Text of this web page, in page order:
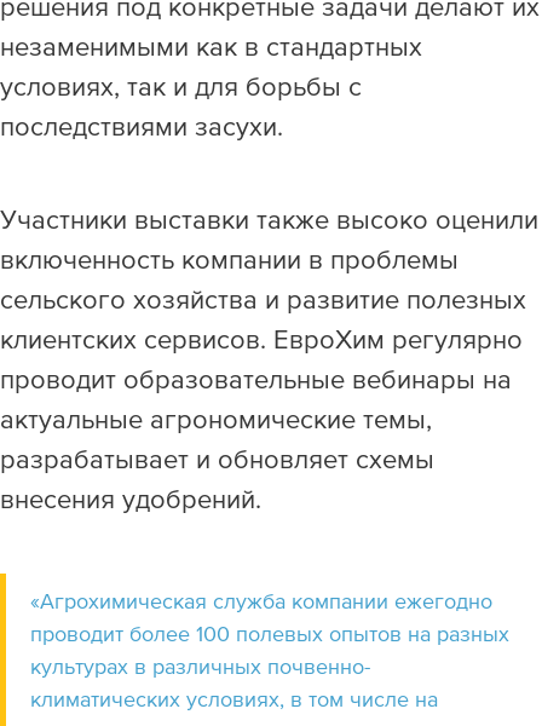
решения под конкретные задачи делают их
незаменимыми как в стандартных
условиях, так и для борьбы с
последствиями засухи.
Участники выставки также высоко оценили
включенность компании в проблемы
сельского хозяйства и развитие полезных
клиентских сервисов. ЕвроХим регулярно
проводит образовательные вебинары на
актуальные агрономические темы,
разрабатывает и обновляет схемы
внесения удобрений.
«Агрохимическая служба компании ежегодно
проводит более 100 полевых опытов на разных
культурах в различных почвенно-
климатических условиях, в том числе на